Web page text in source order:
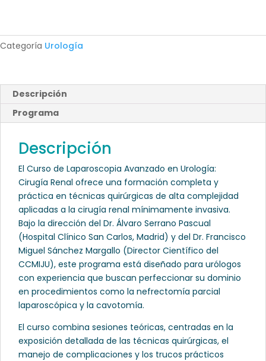
Categoría Urología
Descripción
Programa
Descripción
El Curso de Laparoscopia Avanzado en Urología:
Cirugía Renal ofrece una formación completa y
práctica en técnicas quirúrgicas de alta complejidad
aplicadas a la cirugía renal mínimamente invasiva.
Bajo la dirección del Dr. Álvaro Serrano Pascual
(Hospital Clínico San Carlos, Madrid) y del Dr. Francisco
Miguel Sánchez Margallo (Director Científico del
CCMIJU), este programa está diseñado para urólogos
con experiencia que buscan perfeccionar su dominio
en procedimientos como la nefrectomía parcial
laparoscópica y la cavotomía.
El curso combina sesiones teóricas, centradas en la
exposición detallada de las técnicas quirúrgicas, el
manejo de complicaciones y los trucos prácticos